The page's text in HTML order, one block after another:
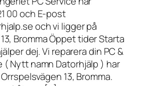
00 och E-post
och vi ligger på
Bromma Öppet tider Starta
dej. Vi reparera din PC &
( Nytt namn Datorhjälp ) har
13, Bromma.